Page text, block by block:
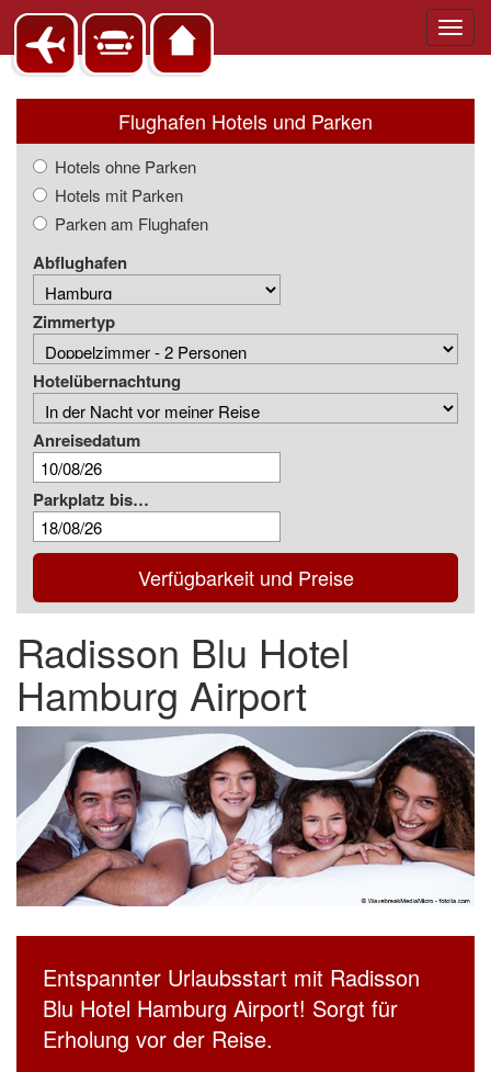
Flughafen Hotels und Parken
Hotels ohne Parken
Hotels mit Parken
Parken am Flughafen
Abflughafen
Zimmertyp
Hotelübernachtung
Anreisedatum
Parkplatz bis…
Verfügbarkeit und Preise
Radisson Blu Hotel
Hamburg Airport
Entspannter Urlaubsstart mit Radisson
Blu Hotel Hamburg Airport! Sorgt für
Erholung vor der Reise.